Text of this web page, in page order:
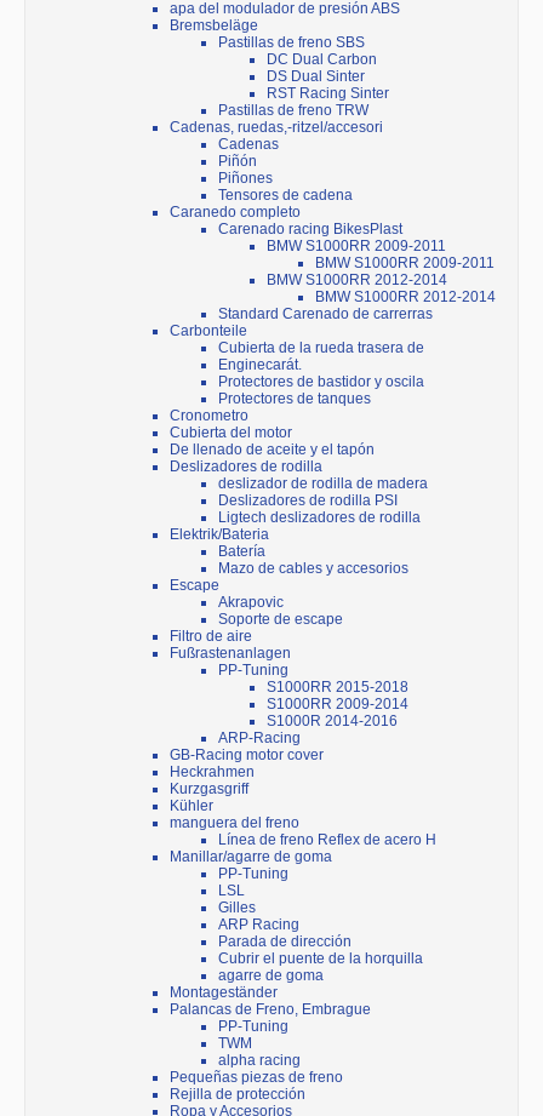
apa del modulador de presión ABS
Bremsbeläge
Pastillas de freno SBS
DC Dual Carbon
DS Dual Sinter
RST Racing Sinter
Pastillas de freno TRW
Cadenas, ruedas,-ritzel/accesori
Cadenas
Piñón
Piñones
Tensores de cadena
Caranedo completo
Carenado racing BikesPlast
BMW S1000RR 2009-2011
BMW S1000RR 2009-2011
BMW S1000RR 2012-2014
BMW S1000RR 2012-2014
Standard Carenado de carrerras
Carbonteile
Cubierta de la rueda trasera de
Enginecarát.
Protectores de bastidor y oscila
Protectores de tanques
Cronometro
Cubierta del motor
De llenado de aceite y el tapón
Deslizadores de rodilla
deslizador de rodilla de madera
Deslizadores de rodilla PSI
Ligtech deslizadores de rodilla
Elektrik/Bateria
Batería
Mazo de cables y accesorios
Escape
Akrapovic
Soporte de escape
Filtro de aire
Fußrastenanlagen
PP-Tuning
S1000RR 2015-2018
S1000RR 2009-2014
S1000R 2014-2016
ARP-Racing
GB-Racing motor cover
Heckrahmen
Kurzgasgriff
Kühler
manguera del freno
Línea de freno Reflex de acero H
Manillar/agarre de goma
PP-Tuning
LSL
Gilles
ARP Racing
Parada de dirección
Cubrir el puente de la horquilla
agarre de goma
Montageständer
Palancas de Freno, Embrague
PP-Tuning
TWM
alpha racing
Pequeñas piezas de freno
Rejilla de protección
Ropa y Accesorios